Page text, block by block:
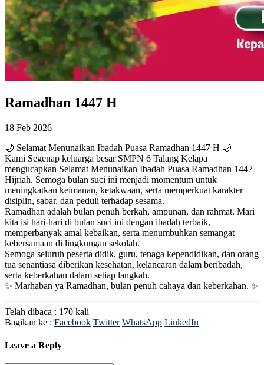
Ramadhan 1447 H
18 Feb 2026
🌙 Selamat Menunaikan Ibadah Puasa Ramadhan 1447 H 🌙
Kami Segenap keluarga besar SMPN 6 Talang Kelapa
mengucapkan Selamat Menunaikan Ibadah Puasa Ramadhan 1447
Hijriah. Semoga bulan suci ini menjadi momentum untuk
meningkatkan keimanan, ketakwaan, serta memperkuat karakter
disiplin, sabar, dan peduli terhadap sesama.
Ramadhan adalah bulan penuh berkah, ampunan, dan rahmat. Mari
kita isi hari-hari di bulan suci ini dengan ibadah terbaik,
memperbanyak amal kebaikan, serta menumbuhkan semangat
kebersamaan di lingkungan sekolah.
Semoga seluruh peserta didik, guru, tenaga kependidikan, dan orang
tua senantiasa diberikan kesehatan, kelancaran dalam beribadah,
serta keberkahan dalam setiap langkah.
✨ Marhaban ya Ramadhan, bulan penuh cahaya dan keberkahan. ✨
Telah dibaca : 170 kali
Bagikan ke : Facebook Twitter WhatsApp LinkedIn
Leave a Reply